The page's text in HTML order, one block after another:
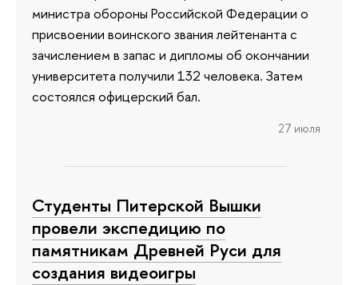
министра обороны Российской Федерации о
присвоении воинского звания лейтенанта с
зачислением в запас и дипломы об окончании
университета получили 132 человека. Затем
состоялся офицерский бал.
27 июля
Студенты Питерской Вышки
провели экспедицию по
памятникам Древней Руси для
создания видеоигры